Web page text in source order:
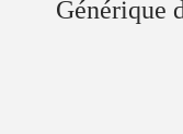
Générique